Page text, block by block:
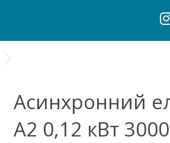
Асинхронний
A2 0,12 кВт